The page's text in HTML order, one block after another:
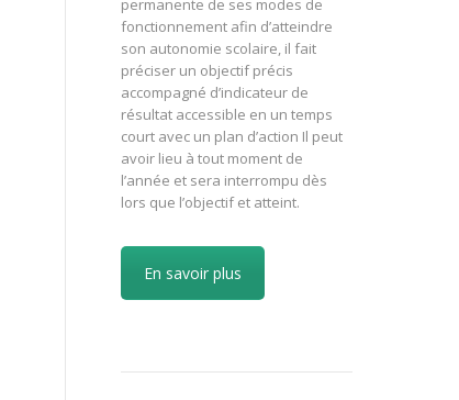
permanente de ses modes de
fonctionnement afin d’atteindre
son autonomie scolaire, il fait
préciser un objectif précis
accompagné d’indicateur de
résultat accessible en un temps
court avec un plan d’action Il peut
avoir lieu à tout moment de
l’année et sera interrompu dès
lors que l’objectif et atteint.
En savoir plus